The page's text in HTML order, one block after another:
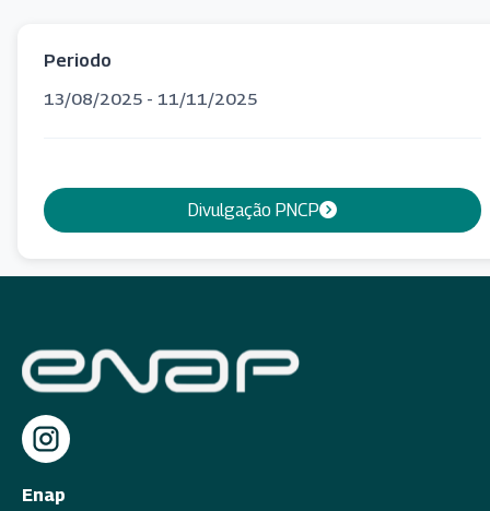
Periodo
13/08/2025 - 11/11/2025
Divulgação PNCP
Enap